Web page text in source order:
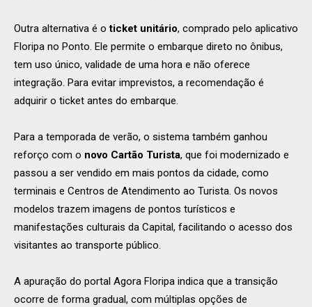
Outra alternativa é oticket unitário, comprado pelo aplicativo
Floripa no Ponto. Ele permite o embarque direto no ônibus,
tem uso único, validade de uma hora e não oferece
integração. Para evitar imprevistos, a recomendação é
adquirir o ticket antes do embarque.
Para a temporada de verão, o sistema também ganhou
reforço com o novo Cartão Turista, que foi modernizado e
passou a ser vendido em mais pontos da cidade, como
terminais e Centros de Atendimento ao Turista. Os novos
modelos trazem imagens de pontos turísticos e
manifestações culturais da Capital, facilitando o acesso dos
visitantes ao transporte público.
A apuração do portal Agora Floripa indica que a transição
ocorre de forma gradual, com múltiplas opções de